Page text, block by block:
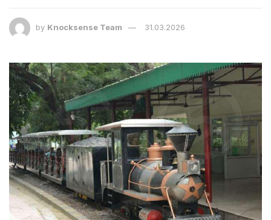
by Knocksense Team 31.03.2026